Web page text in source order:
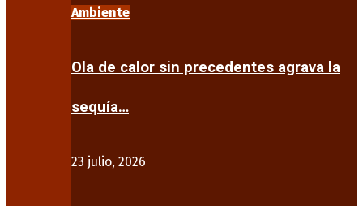
Ambiente
Ola de calor sin precedentes agrava la
sequía…
23 julio, 2026